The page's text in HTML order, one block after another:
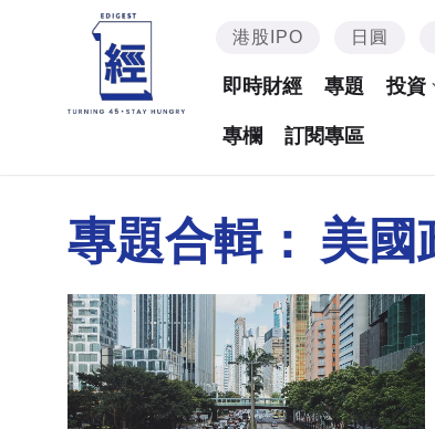
港股IPO 日圓
即時財經 專題 投資
專欄 訂閱專區
專題合輯： 美國